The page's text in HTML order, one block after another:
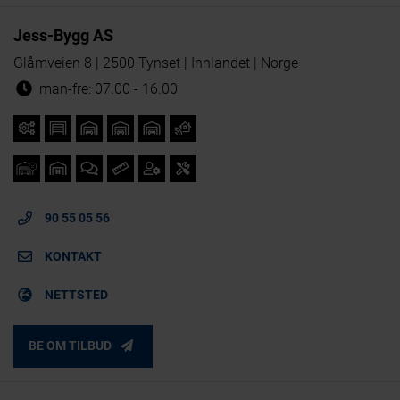
Jess-Bygg AS
Glåmveien 8 | 2500 Tynset | Innlandet | Norge
man-fre: 07.00 - 16.00
90 55 05 56
KONTAKT
NETTSTED
BE OM TILBUD